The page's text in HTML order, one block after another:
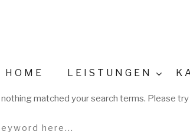
HOME LEISTUNGEN
nothing matched your search terms. Please